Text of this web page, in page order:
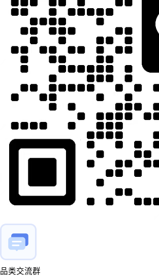
品类交流群